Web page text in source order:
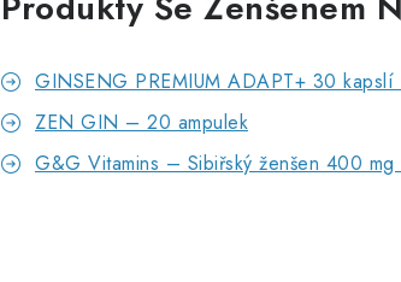
GINSENG PREMIUM ADAPT+ 30 kapslí
ZEN GIN – 20 ampulek
G&G Vitamins – Sibiřský ženšen 400